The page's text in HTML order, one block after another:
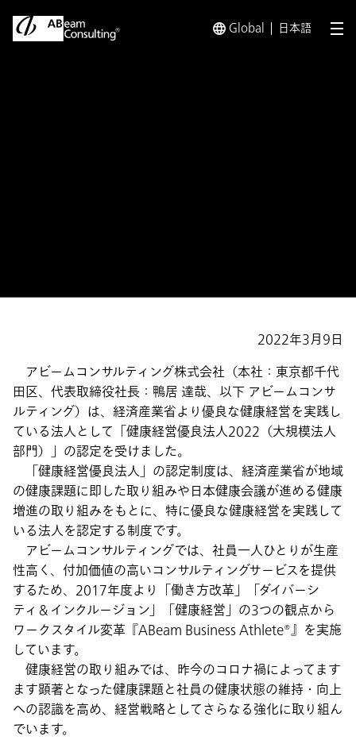
Global 日本語 メ
2022年3月9日
アビームコンサルティング株式会社（本社：東京都千代
田区、代表取締役社長：鴨居 達哉、以下 アビームコンサ
ルティング）は、経済産業省より優良な健康経営を実践し
ている法人として「健康経営優良法人2022（大規模法人
部門）」の認定を受けました。
「健康経営優良法人」の認定制度は、経済産業省が地域
の健康課題に即した取り組みや日本健康会議が進める健康
増進の取り組みをもとに、特に優良な健康経営を実践して
いる法人を認定する制度です。
アビームコンサルティングでは、社員一人ひとりが生産
性高く、付加価値の高いコンサルティングサービスを提供
するため、2017年度より「働き方改革」「ダイバーシ
ティ＆インクルージョン」「健康経営」の3つの観点から
ワークスタイル変革『ABeam Business Athlete®』を実施
しています。
健康経営の取り組みでは、昨今のコロナ禍によってます
ます顕著となった健康課題と社員の健康状態の維持・向上
への認識を高め、経営戦略としてさらなる強化に取り組ん
でいます。